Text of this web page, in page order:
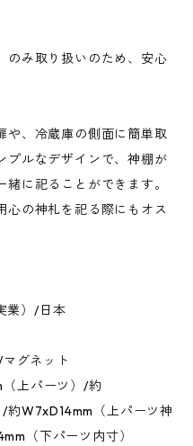
のみ取り扱いのため、安心
や、冷蔵庫の側面に簡単取
プルなデザインで、神棚が
に祀ることができます。
心の神札を祀る際にもオス
業）/日本
グネット
上パーツ）/約
W7xD14mm（上パーツ神
（下パーツ内寸）